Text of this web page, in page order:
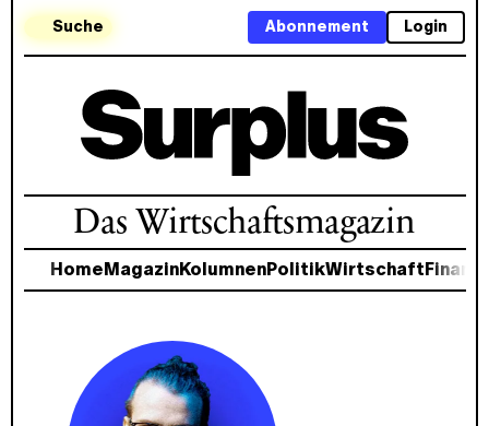
Suche Login
Abonnement
Das Wirtschaftsmagazin
Home MagazinKolumnenPolitikWirtschaft